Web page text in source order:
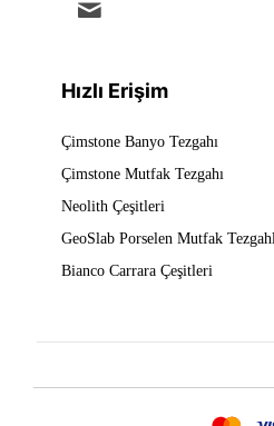
Hızlı Erişim
Çimstone Banyo Tezgahı
Çimstone Mutfak Tezgahı
Neolith Çeşitleri
GeoSlab Porselen Mutfak
Bianco Carrara Çeşitleri